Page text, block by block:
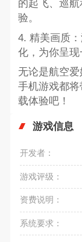
的起飞、巡
验。
4. 精美画质
化，为你呈现
无论是航空
手机游戏都
载体验吧！
游戏信息
开发者：
游戏评级：
资费说明：
系统要求：